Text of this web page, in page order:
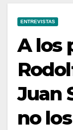
ENTREVISTAS
A los
Juan
no